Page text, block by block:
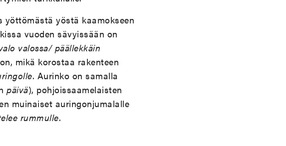
yöttömästä yöstä kaamokseen
vuoden sävyissään on
valossa/ päällekkäin
mikä korostaa rakenteen
. Aurinko on samalla
päivä), pohjoissaamelaisten
muinaiset auringonjumalalle
rummulle.